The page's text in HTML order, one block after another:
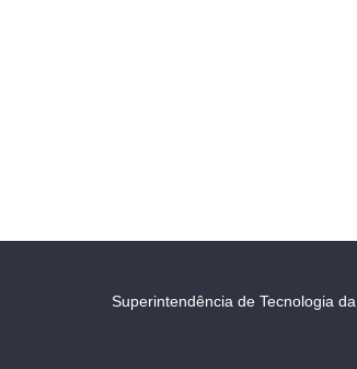
Superintendência de Tecnologia